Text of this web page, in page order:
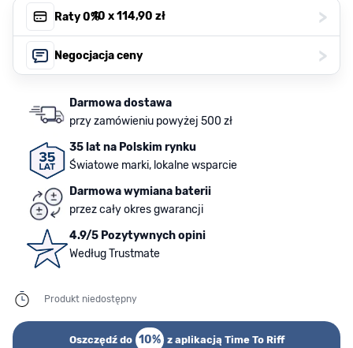
Raty 0%, 10 x114,90 zł >
Negocjacja ceny >
Darmowa dostawa
przy zamówieniu powyżej 500 zł
35 lat na Polskim rynku
Światowe marki, lokalne wsparcie
Darmowa wymiana baterii
przez cały okres gwarancji
4.9/5 Pozytywnych opini
Według Trustmate
Produkt niedostępny
Oszczędź do 10% z aplikacją Time To Riff